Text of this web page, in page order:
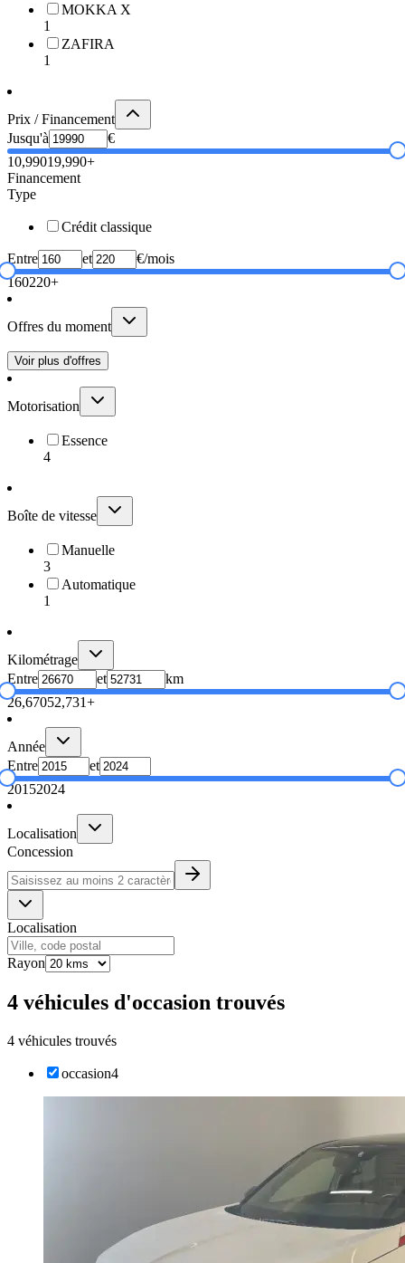
MOKKA X
1
ZAFIRA
1
Prix / Financement
Jusqu'à
€
10,99019,990+
Financement
Type
Crédit classique
Entre et
€/mois
160220+
Offres du moment
Voir plus d'offres
Motorisation
Essence
4
Boîte de vitesse
Manuelle
3
Automatique
1
Kilométrage
Entre
et
km
26,67052,731+
Année
Entre
et
20152024
Localisation
Concession
Localisation
Rayon
4 véhicules d'occasion trouvés
4 véhicules trouvés
occasion4